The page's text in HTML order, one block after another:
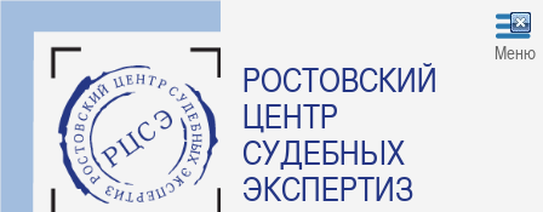
РОСТОВСКИЙ
ЦЕНТР
СУДЕБНЫХ
ЭКСПЕРТИЗ
Меню